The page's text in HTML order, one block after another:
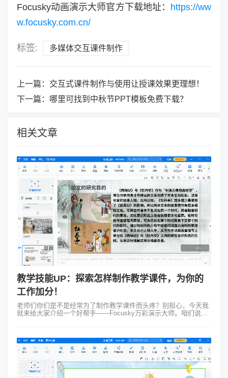
Focusky动画演示大师官方下载地址： https://ww
w.focusky.com.cn/
标签: 多媒体交互课件制作
上一篇： 交互式课件制作与使用让授课效果更理想！
下一篇：
哪里可找到中秋节PPT模板免费下载？
相关文章
教学技能UP：探索怎样制作教学课件，为你的
工作加分！
老师们你们是不是经常为了制作教学课件而头疼？别担心，今天我
就来给大家介绍一个好帮手——Focusky万彩演示大师。咱们说说